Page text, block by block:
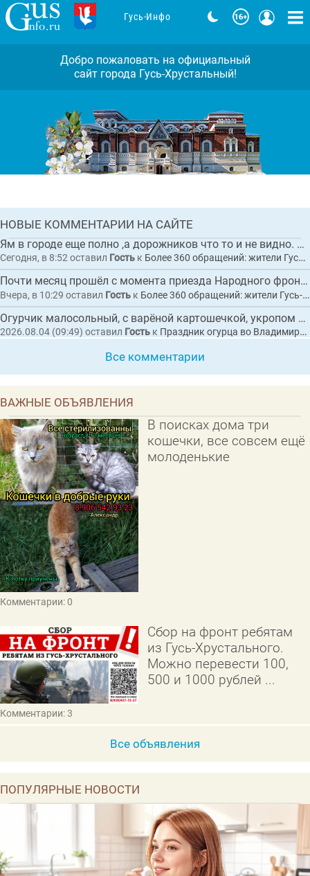
ГЛАВНАЯНОВОСТЬ
Во Владимирской области дали старт
грантовому туристическому проекту
«Лесные уроки Мещеры»
НОВЫЕ КОММЕНТАРИИ НА САЙТЕ
Ям в городе еще полно ,а дорожников что то и не видно. Улица 2я Народная с пере...
Сегодня, в 8:52оставил Гость к Более 360 обращений: жители Гусь-Хрустального пожаловались Президенту на разбитые дороги
Почти месяц прошёл с момента приезда Народного фронта , яму заделали 5.08.26 сле...
Вчера, в 10:29 оставил Гость к Более 360 обращений: жители Гусь-Хрустального пожаловались Президенту на разбитые дороги
Огурчик малосольный, с варёной картошечкой, укропом и сливочным маслицем "Суздал...
2026.08.04 (09:49) оставил Гость к Праздник огурца во Владимирской области собрал рекордные 20 тысяч гостей
Все комментарии
ВАЖНЫЕ ОБЪЯВЛЕНИЯ
В поисках дома три
кошечки, все совсем ещё
молоденькие
Комментарии: 0
Сбор на фронт ребятам
из Гусь-Хрустального.
Можно перевести 100,
500 и 1000 рублей ...
Комментарии: 3
Все объявления
ПОПУЛЯРНЫЕ НОВОСТИ
Гусь-Инфо
Добро пожаловать на официальный
сайт города Гусь-Хрустальный!